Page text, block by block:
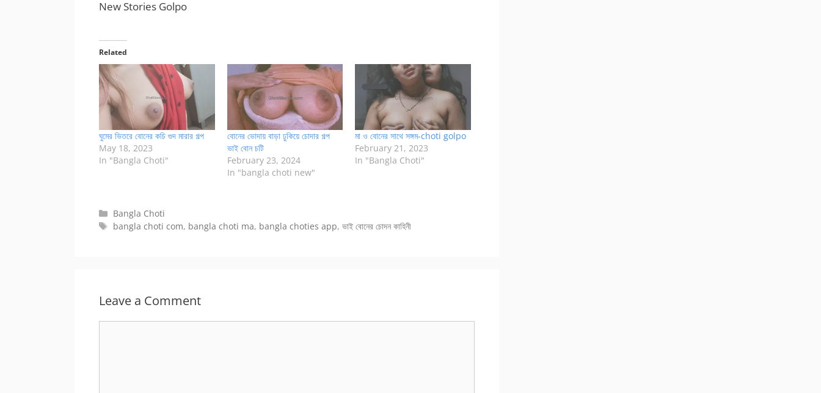
New Stories Golpo
Related
ঘুমের ভিতরে বোনের কচি গুদ মারার গল্প
May 18, 2023
In "Bangla Choti"
বোনের ভোদায় বাড়া ঢুকিয়ে চোদার গল্প
ভাই বোন চটি
February 23, 2024
In "bangla choti new"
মা ও বোনের সাথে সঙ্গম-choti golpo
February 21, 2023
In "Bangla Choti"
Categories
Bangla Choti
Tags
bangla choti com, bangla choti ma, bangla choties app,ভাই বোনের চোদন কাহিনী
Leave a Comment